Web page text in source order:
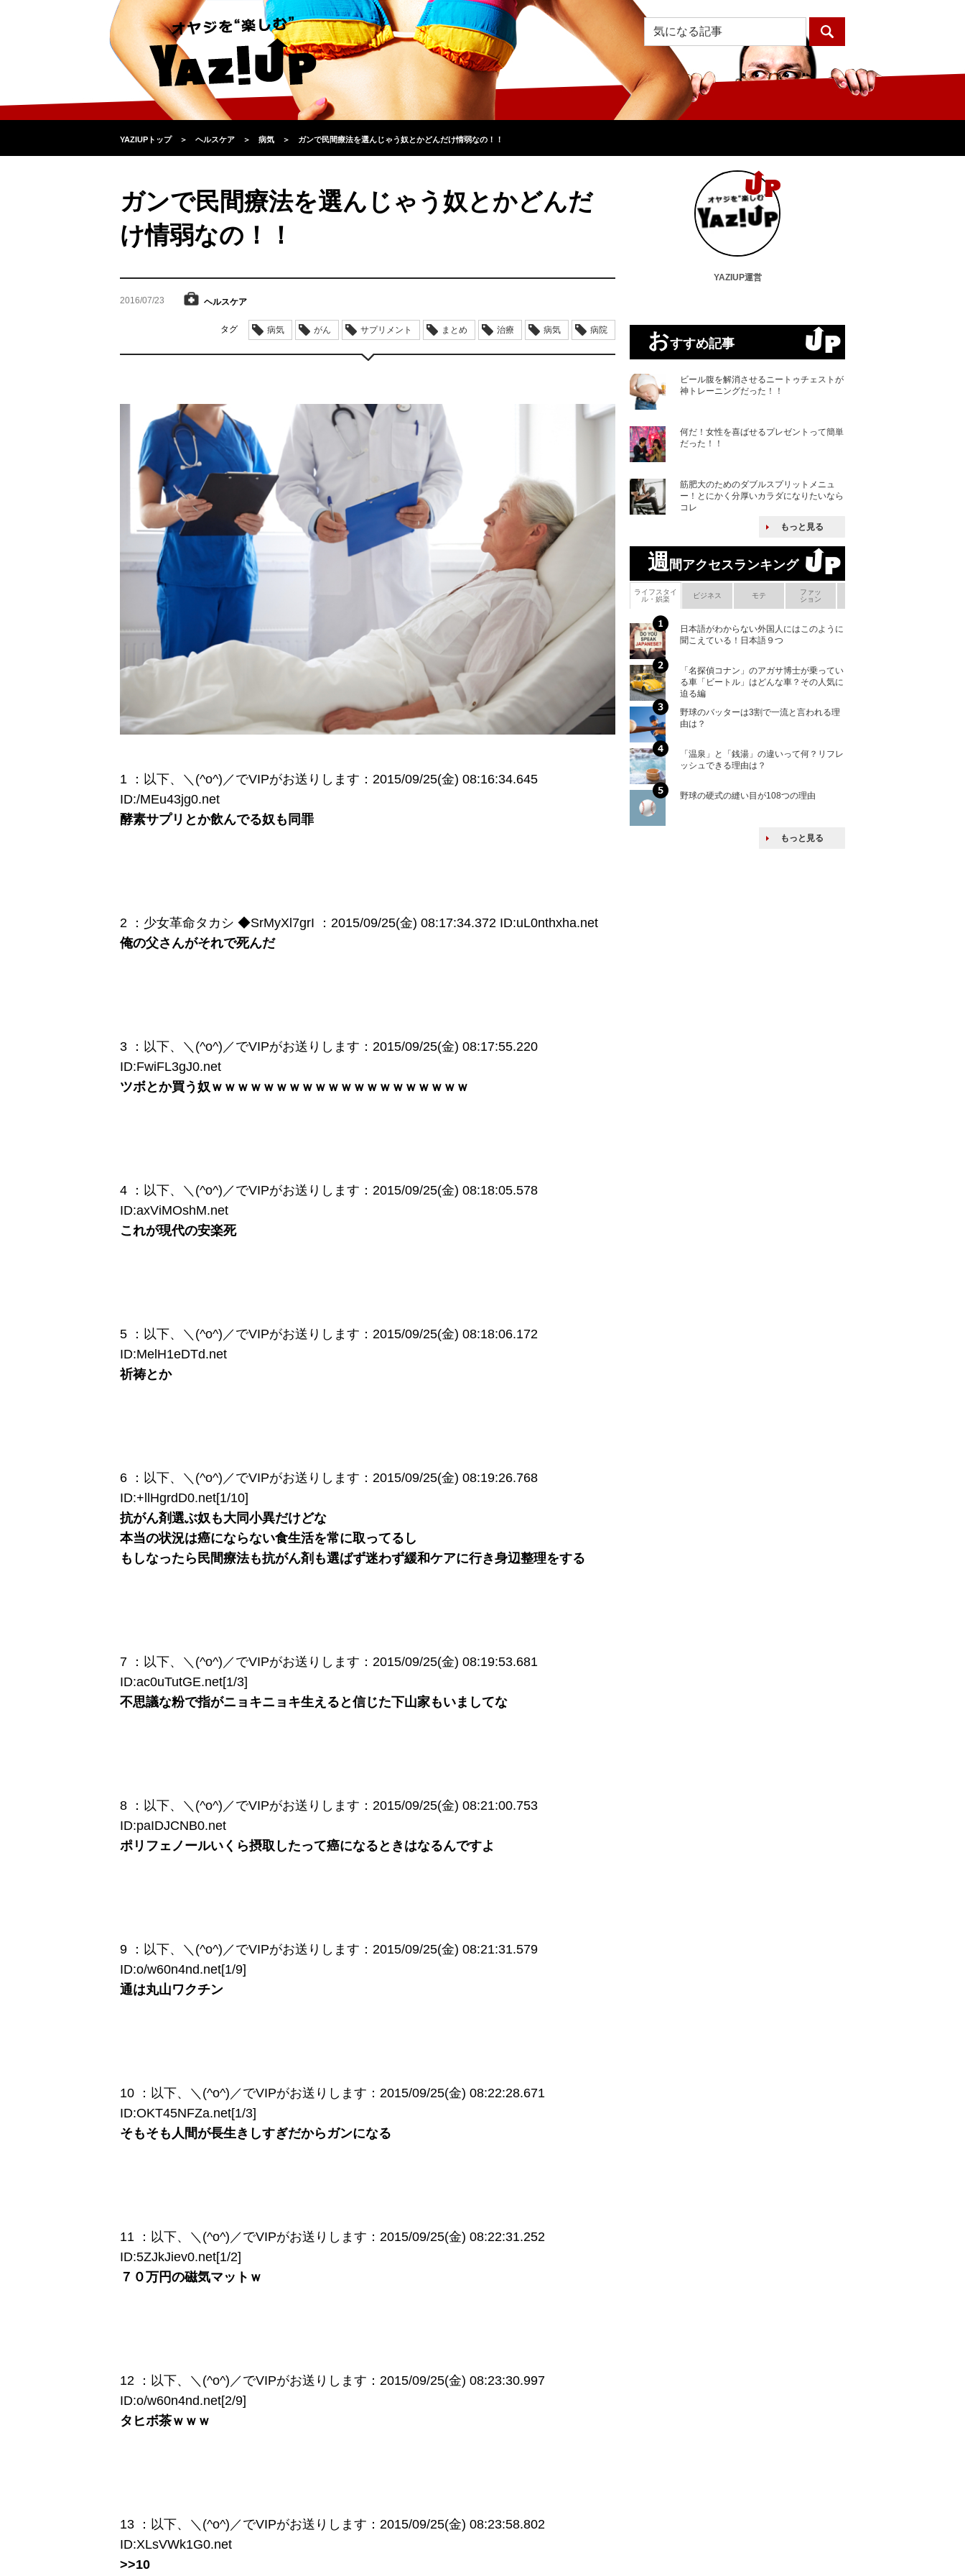
YAZIUPトップ ＞ ヘルスケア ＞ 病気 ＞ ガンで民間療法を選んじゃう奴とかどんだけ情弱なの！！
ガンで民間療法を選んじゃう奴とかどんだ
け情弱なの！！
2016/07/23 ヘルスケア
タグ 病気 がん サプリメント まとめ 治療 病気 病院
1 ：以下、＼(^o^)／でVIPがお送りします：2015/09/25(金) 08:16:34.645
ID:/MEu43jg0.net
酵素サプリとか飲んでる奴も同罪
2 ：少女革命タカシ ◆SrMyXl7grI ：2015/09/25(金) 08:17:34.372 ID:uL0nthxha.net
俺の父さんがそれで死んだ
3 ：以下、＼(^o^)／でVIPがお送りします：2015/09/25(金) 08:17:55.220
ID:FwiFL3gJ0.net
ツボとか買う奴ｗｗｗｗｗｗｗｗｗｗｗｗｗｗｗｗｗｗｗｗ
4 ：以下、＼(^o^)／でVIPがお送りします：2015/09/25(金) 08:18:05.578
ID:axViMOshM.net
これが現代の安楽死
5 ：以下、＼(^o^)／でVIPがお送りします：2015/09/25(金) 08:18:06.172
ID:MelH1eDTd.net
祈祷とか
6 ：以下、＼(^o^)／でVIPがお送りします：2015/09/25(金) 08:19:26.768
ID:+llHgrdD0.net[1/10]
抗がん剤選ぶ奴も大同小異だけどな
本当の状況は癌にならない食生活を常に取ってるし
もしなったら民間療法も抗がん剤も選ばず迷わず緩和ケアに行き身辺整理をする
7 ：以下、＼(^o^)／でVIPがお送りします：2015/09/25(金) 08:19:53.681
ID:ac0uTutGE.net[1/3]
不思議な粉で指がニョキニョキ生えると信じた下山家もいましてな
8 ：以下、＼(^o^)／でVIPがお送りします：2015/09/25(金) 08:21:00.753
ID:paIDJCNB0.net
ポリフェノールいくら摂取したって癌になるときはなるんですよ
9 ：以下、＼(^o^)／でVIPがお送りします：2015/09/25(金) 08:21:31.579
ID:o/w60n4nd.net[1/9]
通は丸山ワクチン
10 ：以下、＼(^o^)／でVIPがお送りします：2015/09/25(金) 08:22:28.671
ID:OKT45NFZa.net[1/3]
そもそも人間が長生きしすぎだからガンになる
11 ：以下、＼(^o^)／でVIPがお送りします：2015/09/25(金) 08:22:31.252
ID:5ZJkJiev0.net[1/2]
７０万円の磁気マットｗ
12 ：以下、＼(^o^)／でVIPがお送りします：2015/09/25(金) 08:23:30.997
ID:o/w60n4nd.net[2/9]
タヒボ茶ｗｗｗ
13 ：以下、＼(^o^)／でVIPがお送りします：2015/09/25(金) 08:23:58.802
ID:XLsVWk1G0.net
>>10
YAZIUP運営
おすすめ記事
ビール腹を解消させるニートゥチェストが
神トレーニングだった！！
何だ！女性を喜ばせるプレゼントって簡単
だった！！
筋肥大のためのダブルスプリットメニュ
ー！とにかく分厚いカラダになりたいなら
コレ
もっと見る
週間アクセスランキング
ライフスタイ
ル・娯楽
ビジネス モテ
ファッ
ション
日本語がわからない外国人にはこのように
聞こえている！日本語９つ
「名探偵コナン」のアガサ博士が乗ってい
る車「ビートル」はどんな車？その人気に
迫る編
野球のバッターは3割で一流と言われる理
由は？
「温泉」と「銭湯」の違いって何？リフレ
ッシュできる理由は？
野球の硬式の縫い目が108つの理由
もっと見る